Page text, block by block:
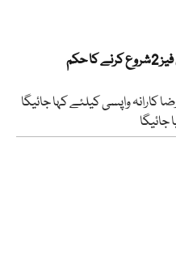
حکم
کارانہ واپسی کیلئے کہا جائیگا